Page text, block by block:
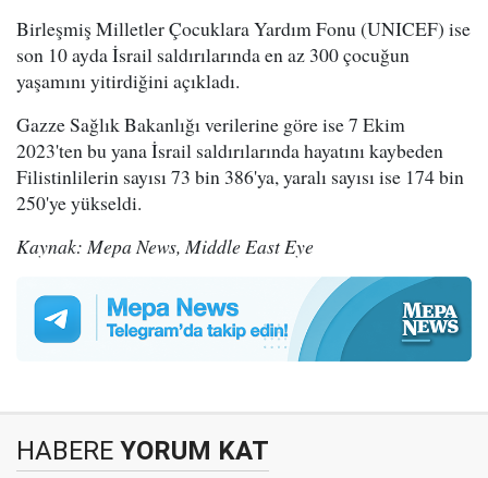
Birleşmiş Milletler Çocuklara Yardım Fonu (UNICEF) ise
son 10 ayda İsrail saldırılarında en az 300 çocuğun
yaşamını yitirdiğini açıkladı.
Gazze Sağlık Bakanlığı verilerine göre ise 7 Ekim
2023'ten bu yana İsrail saldırılarında hayatını kaybeden
Filistinlilerin sayısı 73 bin 386'ya, yaralı sayısı ise 174 bin
250'ye yükseldi.
Kaynak: Mepa News, Middle East Eye
HABERE YORUM KAT